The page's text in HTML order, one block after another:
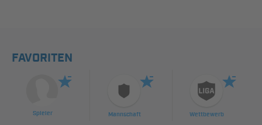
FAVORITEN
Spieler Mannschaft Wettbewerb